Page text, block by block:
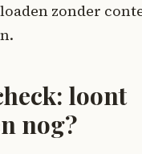
zonder
loont
nog?